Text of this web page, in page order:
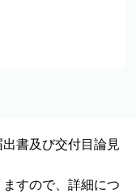
書及び交付目論見
すので、詳細につ